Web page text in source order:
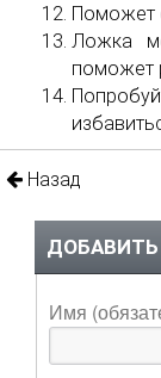
Поможет
Ложка
поможет
Назад
Имя